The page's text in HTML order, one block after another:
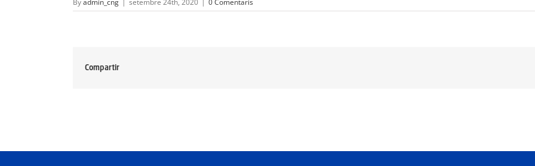
Byadmin_cng | setembre 24th, 2020 | 0 Comentaris
Compartir